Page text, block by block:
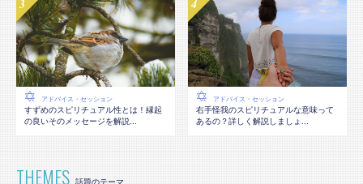
アドバイス・セッション
すずめのスピリチュアル性とは！縁起
の良いそのメッセージを解説...
アドバイス・セッション
右手怪我のスピリチュアルな意味って
あるの？詳しく解説しましょ...
THEMES 話題のテーマ